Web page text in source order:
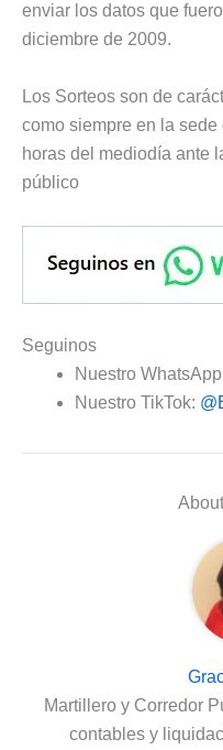
enviar los datos que
diciembre de 2009.
Los Sorteos son de
como siempre en la sede
horas del mediodía ante
público
Seguinos
Nuestro
Nuestro TikTok:
Martillero y Corredor
contables y